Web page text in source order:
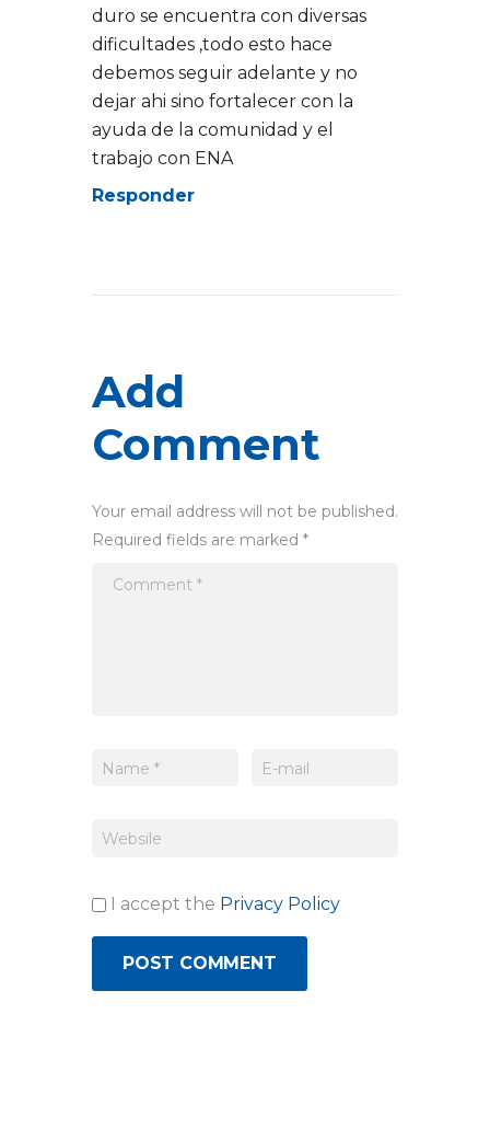
duro se encuentra con diversas
dificultades ,todo esto hace
debemos seguir adelante y no
dejar ahi sino fortalecer con la
ayuda de la comunidad y el
trabajo con ENA
Responder
Add
Comment
Your email address will not be published.
Required fields are marked *
I accept the Privacy Policy